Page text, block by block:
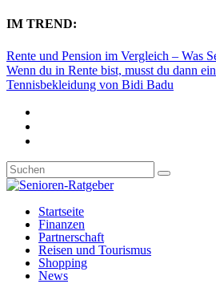
IM TREND:
Rente und Pension im Vergleich – Was
Wenn du in Rente bist, musst du dann
Tennisbekleidung von Bidi Badu
Startseite
Finanzen
Partnerschaft
Reisen und Tourismus
Shopping
News